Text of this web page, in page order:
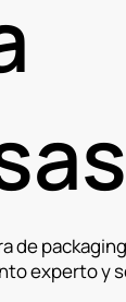
de
experto y